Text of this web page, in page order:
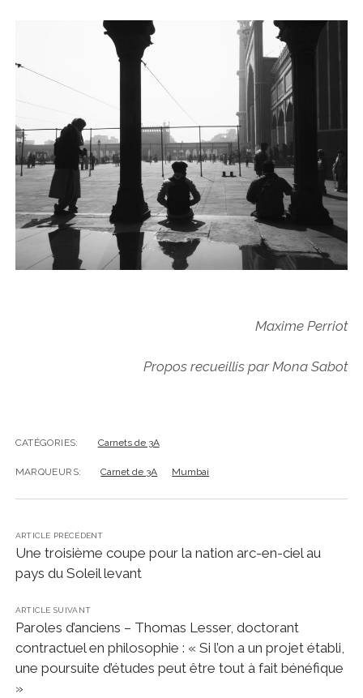
Maxime Perriot
Propos recueillis par Mona Sabot
CATÉGORIES: Carnets de 3A
MARQUEURS: Carnet de 3A Mumbai
ARTICLE PRÉCÉDENT
Une troisième coupe pour la nation arc-en-ciel au
pays du Soleil levant
ARTICLE SUIVANT
Paroles d’anciens – Thomas Lesser, doctorant
contractuel en philosophie : « Si l’on a un projet établi,
une poursuite d’études peut être tout à fait bénéfique
»